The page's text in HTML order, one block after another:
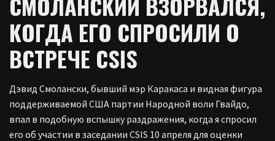
КОГДА ЕГО СПРОСИЛИ О
ВСТРЕЧЕ CSIS
Дэвид Смолански, бывший мэр Каракаса и видная фигура
поддерживаемой США партии Народной воли Гвайдо,
впал в подобную вспышку раздражения, когда я спросил
его об участии в заседании CSIS 10 апреля для оценки